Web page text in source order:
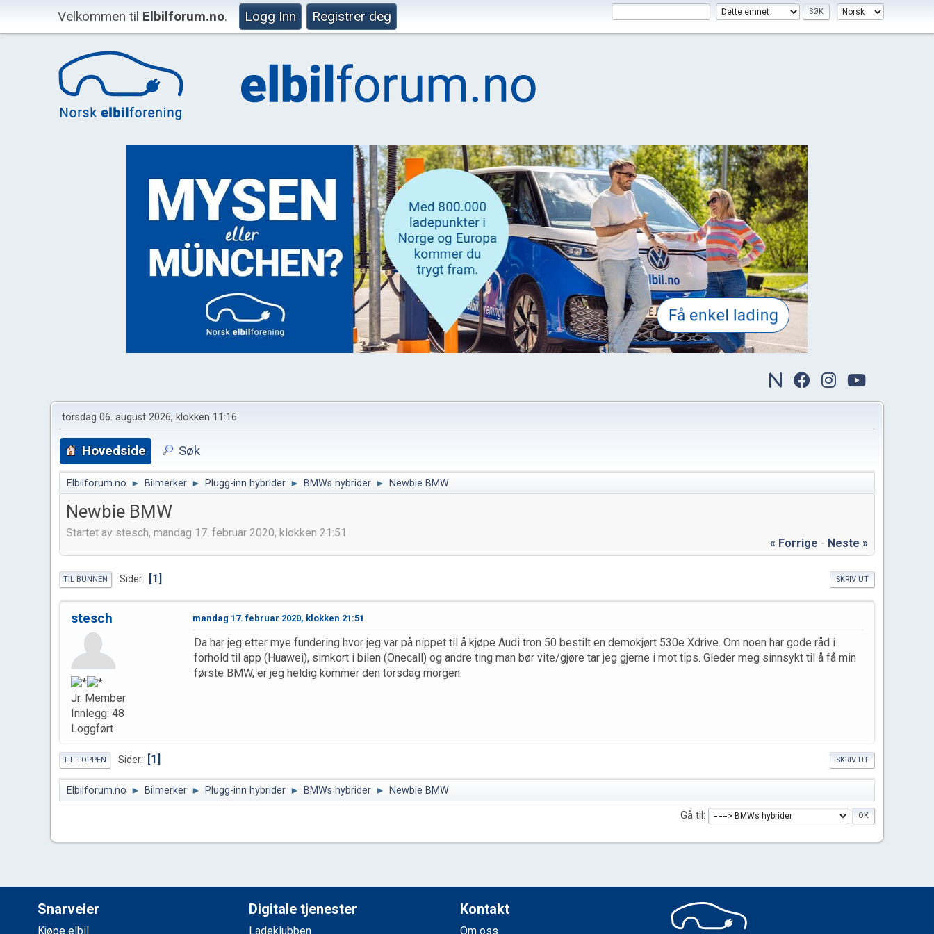
Velkommen til Elbilforum.no. Logg Inn Registrer deg
torsdag 06. august 2026, klokken 11:16
Hovedside Søk
Elbilforum.no ► Bilmerker ► Plugg-inn hybrider ► BMWs hybrider ► Newbie BMW
Newbie BMW
Startet av stesch, mandag 17. februar 2020, klokken 21:51
« Forrige - Neste »
SKRIV UT
TIL BUNNEN Sider 1
stesch
Jr. Member
Innlegg: 48
Loggført
mandag 17. februar 2020, klokken 21:51
Da har jeg etter mye fundering hvor jeg var på nippet til å kjøpe Audi tron 50 bestilt en demokjørt 530e Xdrive. Om noen har gode råd i
forhold til app (Huawei), simkort i bilen (Onecall) og andre ting man bør vite/gjøre tar jeg gjerne i mot tips. Gleder meg sinnsykt til å få min
første BMW, er jeg heldig kommer den torsdag morgen.
SKRIV UT
TIL TOPPEN Sider 1
Elbilforum.no ► Bilmerker ► Plugg-inn hybrider ► BMWs hybrider ► Newbie BMW
Gå til
Snarveier
Kjøpe elbil
Digitale tjenester
Ladeklubben
Kontakt
Om oss